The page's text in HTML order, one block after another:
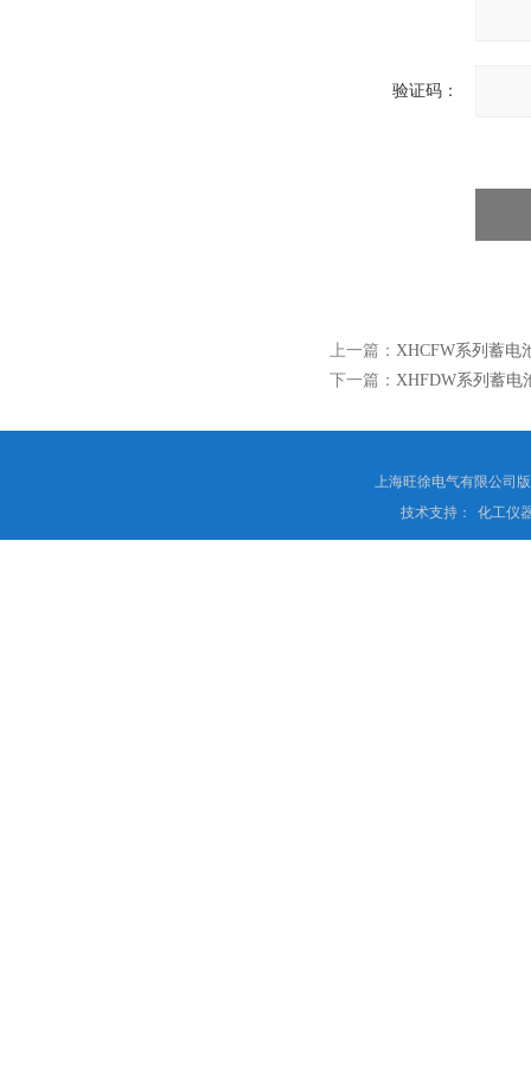
验证码：
上一篇： XHCFW系列蓄电
下一篇： XHFDW系列蓄电
上海旺徐电气有限公司
技术支持：
化工仪